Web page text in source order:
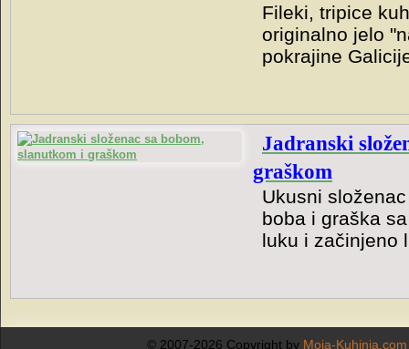
Fileki, tripice
originalno jelo
pokrajine
Jadranski
graškom
Ukusni
boba i graška
luku i začinjeno
© 2007-2026 Copyright by Moja-Kuhinja.com